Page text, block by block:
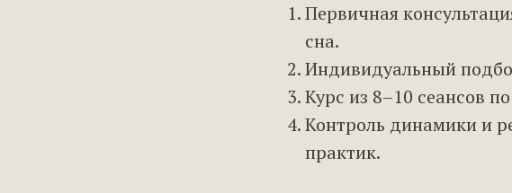
Первичная
сна.
Индивидуальный
Курс из 8–10 сеансов
Контроль динамики и
практик.